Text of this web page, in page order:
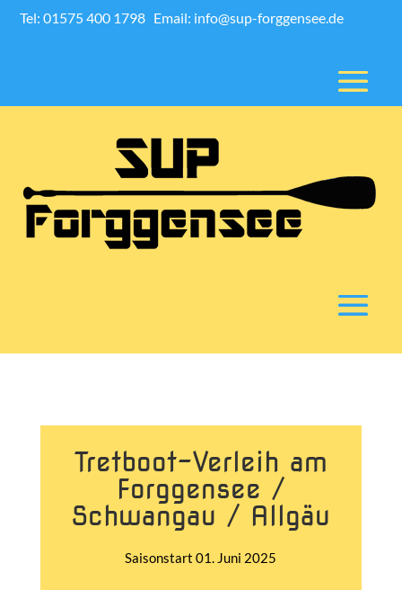
Tel: 01575 400 1798 Email: info@sup-forggensee.de
Tretboot-Verleih am
Forggensee /
Schwangau / Allgäu
Saisonstart 01. Juni 2025